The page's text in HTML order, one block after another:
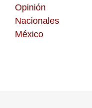
Opinión
Nacionales
México